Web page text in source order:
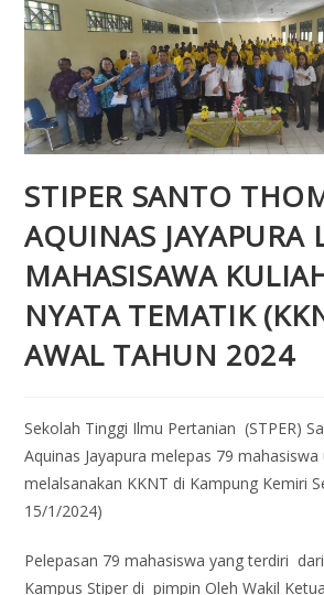
STIPER SANTO
AQUINAS JAYAPURA
MAHASISAWA
NYATA TEMATIK
AWAL TAHUN 2024
Sekolah Tinggi Ilmu Pertanian (STPER)
Aquinas Jayapura melepas 79
melalsanakan KKNT di Kampung Kemiri
15/1/2024)
Pelepasan 79 mahasiswa yang terdiri
Kampus Stiper di pimpin Oleh Wakil